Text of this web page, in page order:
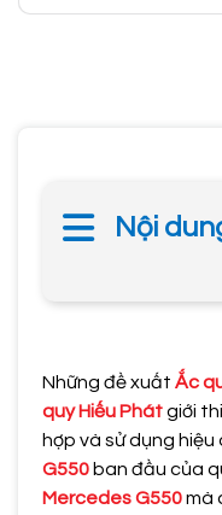
Nội
Những đề xuất Ắc
quy Hiếu Phátgiới
hợp và sử dụng hiệu
G550 ban đầu của
Mercedes G550mà